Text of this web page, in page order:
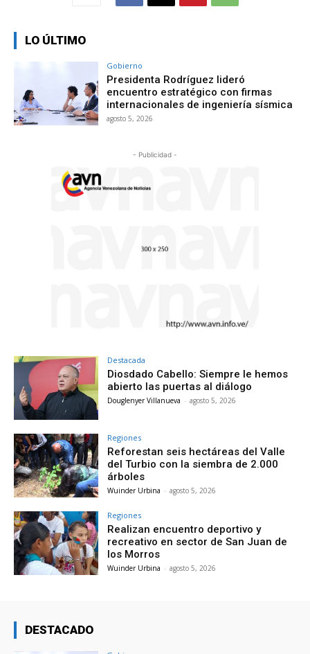
LO ÚLTIMO
Gobierno
Presidenta Rodríguez lideró
encuentro estratégico con firmas
internacionales de ingeniería sísmica
agosto 5, 2026
- Publicidad -
Destacada
Diosdado Cabello: Siempre le hemos
abierto las puertas al diálogo
Douglenyer Villanueva - agosto 5, 2026
Regiones
Reforestan seis hectáreas del Valle
del Turbio con la siembra de 2.000
árboles
Wuinder Urbina - agosto 5, 2026
Regiones
Realizan encuentro deportivo y
recreativo en sector de San Juan de
los Morros
Wuinder Urbina - agosto 5, 2026
DESTACADO